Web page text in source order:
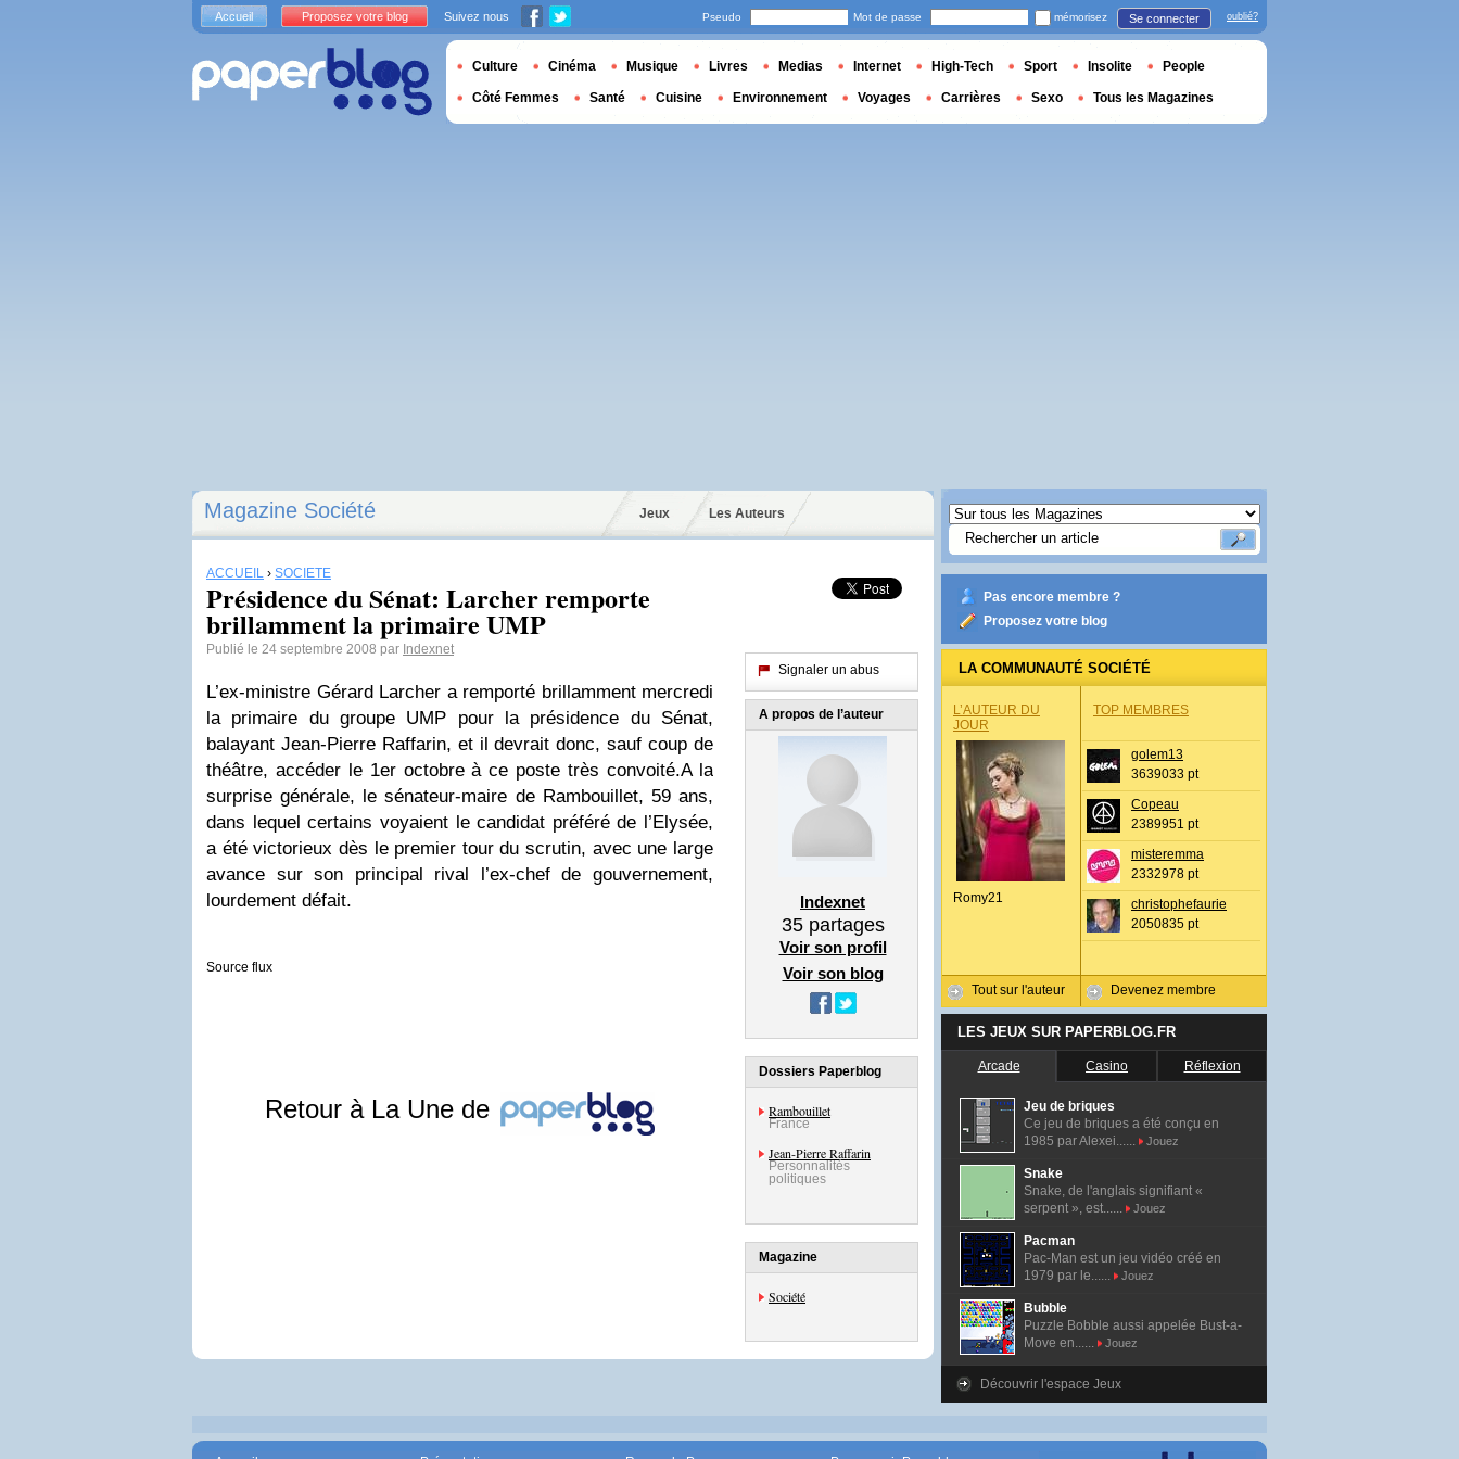
Magazine Société Jeux Les Auteurs
ACCUEIL › SOCIÉTÉ
Présidence du Sénat: Larcher remporte
brillamment la primaire UMP
Publié le 24 septembre 2008 par Indexnet
L’ex-ministre Gérard Larcher a remporté brillamment mercredi
la primaire du groupe UMP pour la présidence du Sénat,
balayant Jean-Pierre Raffarin, et il devrait donc, sauf coup de
théâtre, accéder le 1er octobre à ce poste très convoité.A la
surprise générale, le sénateur-maire de Rambouillet, 59 ans,
dans lequel certains voyaient le candidat préféré de l’Elysée,
a été victorieux dès le premier tour du scrutin, avec une large
avance sur son principal rival l’ex-chef de gouvernement,
lourdement défait.
Source flux
Retour à La Une de
Signaler un abus
A propos de l’auteur
Indexnet
35partages
Voir son profil
Voir son blog
Dossiers Paperblog
Rambouillet
France
Jean-Pierre Raffarin
Personnalités
politiques
Magazine
Société
Pas encore membre ?
Proposez votre blog
LA COMMUNAUTÉ SOCIÉTÉ
L’AUTEUR DU
JOUR
Romy21
Tout sur l'auteur
TOP MEMBRES
golem13
3639033 pt
Copeau
2389951 pt
misteremma
2332978 pt
christophefaurie
2050835 pt
Devenez membre
LES JEUX SUR PAPERBLOG.FR
Arcade Casino Réflexion
Jeu de briques
Ce jeu de briques a été conçu en
1985 par Alexei......
Jouez
Snake
Snake, de l'anglais signifiant «
serpent », est......
Jouez
Pacman
Pac-Man est un jeu vidéo créé en
1979 par le......
Jouez
Bubble
Puzzle Bobble aussi appelée Bust-a-
Move en......
Jouez
Découvrir l'espace Jeux
Accueil Proposez votre blog Suivez nous Pseudo Mot de passe mémorisez Se connecter oublié?
Culture Cinéma Musique Livres Medias Internet High-Tech Sport Insolite People
Côté Femmes Santé Cuisine Environnement Voyages Carrières Sexo Tous les Magazines